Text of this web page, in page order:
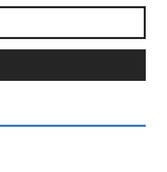
newsletter kami? *